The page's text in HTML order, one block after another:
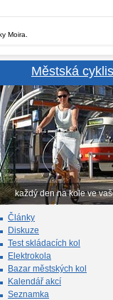
Moira.
Městská
každý den na kole ve
Články
Diskuze
Test skládacích kol
Elektrokola
Bazar městských kol
Kalendář akcí
Seznamka